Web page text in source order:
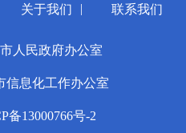
关于我们 | 联系我们
人民政府办公室
信息化工作办公室
备13000766号-2